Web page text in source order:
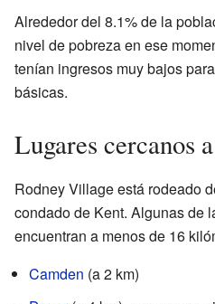
Alrededor del 8.1% de la
nivel de pobreza en ese
tenían ingresos muy bajos
básicas.
Lugares cercanos
Rodney Village está rodeado
condado de Kent. Algunas de
encuentran a menos de 16
Camden (a 2 km)